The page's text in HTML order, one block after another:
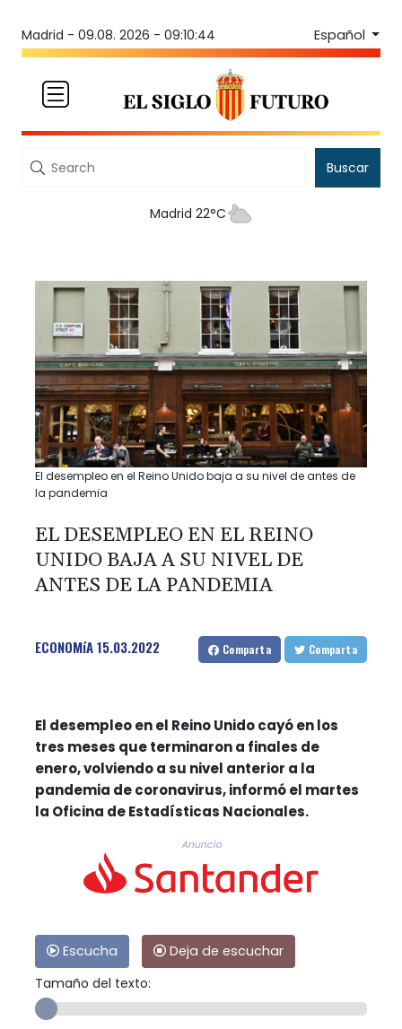
Madrid - 09.08. 2026 - 09:10:44 Español
Buscar
Madrid 22°C
El desempleo en el Reino Unido baja a su nivel de antes de
la pandemia
EL DESEMPLEO EN EL REINO
UNIDO BAJA A SU NIVEL DE
ANTES DE LA PANDEMIA
ECONOMíA15.03.2022 Comparta Comparta
El desempleo en el Reino Unido cayó en los
tres meses que terminaron a finales de
enero, volviendo a su nivel anterior a la
pandemia de coronavirus, informó el martes
la Oficina de Estadísticas Nacionales.
Anuncio
Escucha
Deja de escuchar
Tamaño del texto: